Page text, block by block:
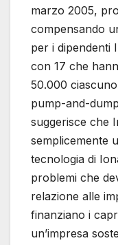
marzo 2005,
compensando
per i dipendenti
con 17 che
50.000
pump-and-
suggerisce che
semplicemente
tecnologia di
problemi che
relazione alle
finanziano i
un’impresa